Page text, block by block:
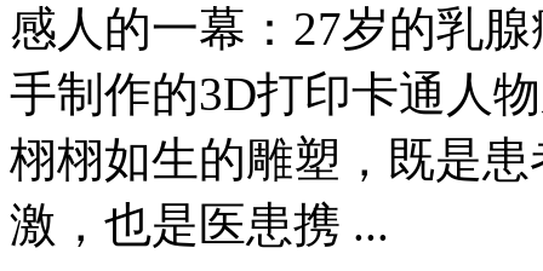
感人的一幕：27岁的乳
手制作的3D打印卡通人
栩栩如生的雕塑，既是
激，也是医患携 ...